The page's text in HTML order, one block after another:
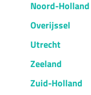
Noord-Holland
Overijssel
Utrecht
Zeeland
Zuid-Holland